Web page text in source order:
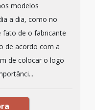
modelos
a dia, como no
fato de o fabricante
de acordo com a
de colocar o logo